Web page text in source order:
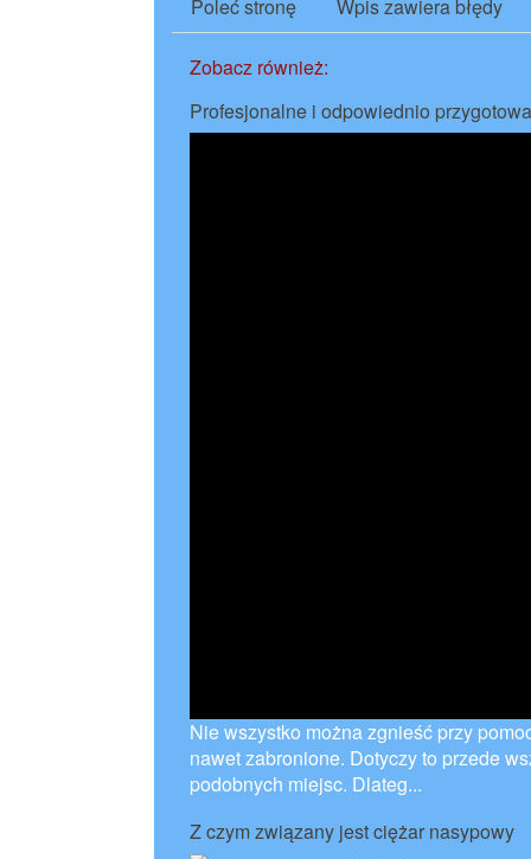
Poleć stronę Wpis zawiera błędy
Zobacz również:
Profesjonalne i odpowiednio
Nie wszystko można zgnieść przy
nawet zabronione. Dotyczy to przede
podobnych miejsc. Dlateg...
Z czym związany jest ciężar nasypowy